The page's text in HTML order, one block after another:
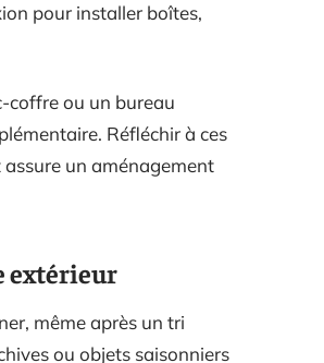
pour installer boîtes,
coffre ou un bureau
Réfléchir à ces
assure un aménagement
extérieur
même après un tri
ou objets saisonniers